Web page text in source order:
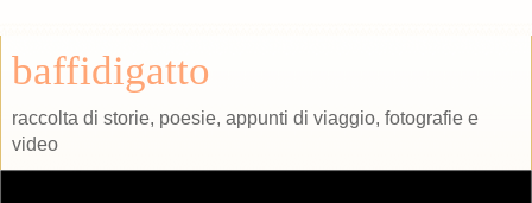
baffidigatto
raccolta di storie, poesie, appunti di viaggio, fotografie e
video